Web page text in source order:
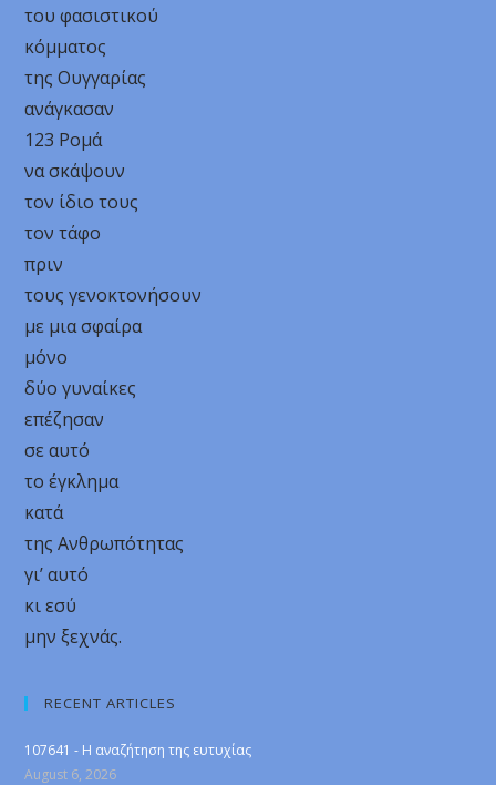
του φασιστικού
κόμματος
της Ουγγαρίας
ανάγκασαν
123 Ρομά
να σκάψουν
τον ίδιο τους
τον τάφο
πριν
τους γενοκτονήσουν
με μια σφαίρα
μόνο
δύο γυναίκες
επέζησαν
σε αυτό
το έγκλημα
κατά
της Ανθρωπότητας
γι’ αυτό
κι εσύ
μην ξεχνάς.
RECENT ARTICLES
107641 - Η αναζήτηση της ευτυχίας
August 6, 2026